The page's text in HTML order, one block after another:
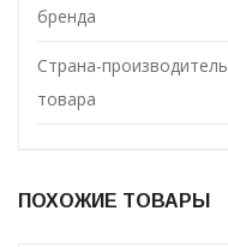
бренда
Страна-производитель
товара
ПОХОЖИЕ ТОВАРЫ